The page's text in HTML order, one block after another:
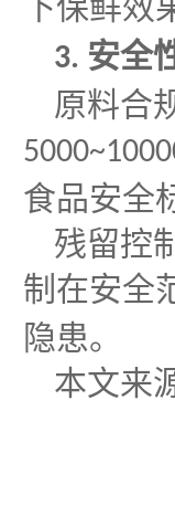
下保鲜效
3. 安全
原料合
食品安全
残留控
制在安全
隐患。
本文来